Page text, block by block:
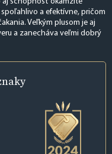
a efektívne, pričom
Veľkým plusom je aj
a zanecháva veľmi dobrý